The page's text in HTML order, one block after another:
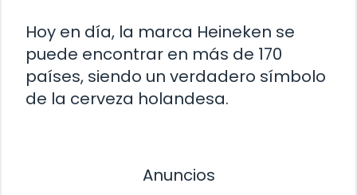
Hoy en día, la marca Heineken se
puede encontrar en más de 170
países, siendo un verdadero símbolo
de la cerveza holandesa.
Anuncios